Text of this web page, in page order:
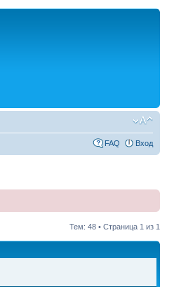
FAQ Вход
Тем: 48 • Страница 1 из 1